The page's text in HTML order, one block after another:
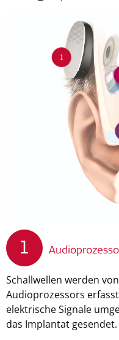
1
Schallwellen werden
Audioprozessors
elektrische Signale
das Implantat gesendet.